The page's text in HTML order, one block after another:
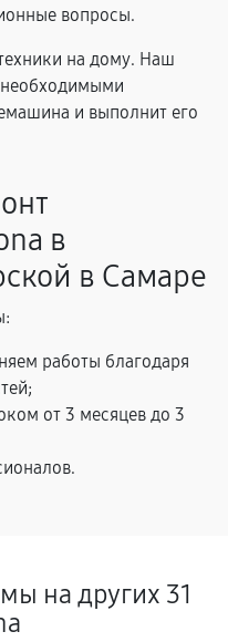
вопросы.
на дому. Наш
и выполнит его
в
в Самаре
работы благодаря
от 3 месяцев до 3
на других 31